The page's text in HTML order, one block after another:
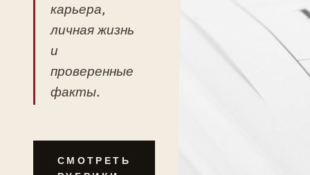
карьера,
личная жизнь
и
проверенные
факты.
СМОТРЕТЬ